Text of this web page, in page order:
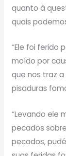
quanto à
quais
“Ele foi ferido
moído por
que nos traz
pisaduras
“Levando ele
pecados
pecados,